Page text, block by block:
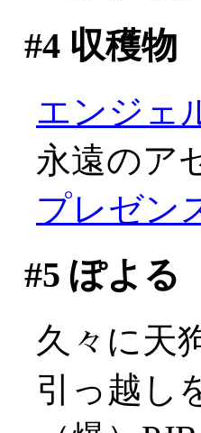
#4収穫物
エンジェ
永遠のア
プレゼン
#5 ぽよる
久々に天
引っ越し